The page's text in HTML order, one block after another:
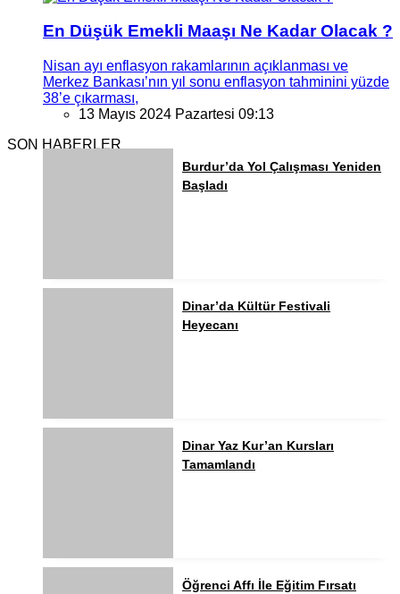
En Düşük Emekli Maaşı Ne Kadar Olacak ?
Nisan ayı enflasyon rakamlarının açıklanması ve
Merkez Bankası’nın yıl sonu enflasyon tahminini yüzde
38’e çıkarması,
13 Mayıs 2024 Pazartesi 09:13
SON HABERLER
Burdur’da Yol Çalışması Yeniden
Başladı
Dinar’da Kültür Festivali
Heyecanı
Dinar Yaz Kur’an Kursları
Tamamlandı
Öğrenci Affı İle Eğitim Fırsatı